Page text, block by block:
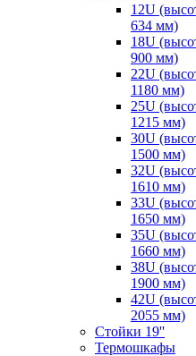
12U
634 мм)
18U
900 мм)
22U
1180 мм)
25U
1215 мм)
30U
1500 мм)
32U
1610 мм)
33U
1650 мм)
35U
1660 мм)
38U
1900 мм)
42U
2055 мм)
Стойки 19''
Термошкафы